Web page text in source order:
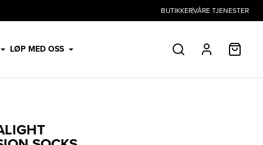
BUTIKKERVÅRE TJENESTER
LØP MED OSS SØK PROFIL